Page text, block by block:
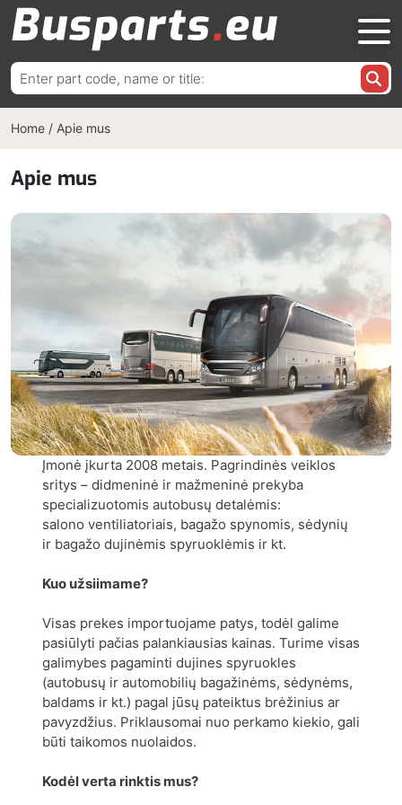
Ieškoti:
Home / Apie mus
Apie mus
Įmonė įkurta 2008 metais. Pagrindinės veiklos
sritys – didmeninė ir mažmeninė prekyba
specializuotomis autobusų detalėmis:
salono ventiliatoriais, bagažo spynomis, sėdynių
ir bagažo dujinėmis spyruoklėmis ir kt.
Kuo užsiimame?
Visas prekes importuojame patys, todėl galime
pasiūlyti pačias palankiausias kainas. Turime visas
galimybes pagaminti dujines spyruokles
(autobusų ir automobilių bagažinėms, sėdynėms,
baldams ir kt.) pagal jūsų pateiktus brėžinius ar
pavyzdžius. Priklausomai nuo perkamo kiekio, gali
būti taikomos nuolaidos.
Kodėl verta rinktis mus?